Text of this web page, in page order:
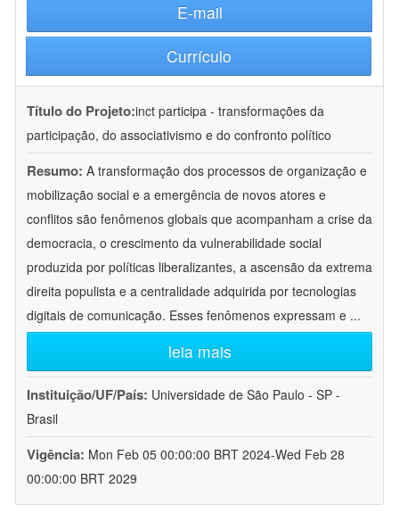
E-mail
Currículo
Título do Projeto:inct participa - transformações da
participação, do associativismo e do confronto político
Resumo: A transformação dos processos de organização e
mobilização social e a emergência de novos atores e
conflitos são fenômenos globais que acompanham a crise da
democracia, o crescimento da vulnerabilidade social
produzida por políticas liberalizantes, a ascensão da extrema
direita populista e a centralidade adquirida por tecnologias
digitais de comunicação. Esses fenômenos expressam e ...
leia mais
Instituição/UF/País: Universidade de São Paulo - SP -
Brasil
Vigência: Mon Feb 05 00:00:00 BRT 2024-Wed Feb 28
00:00:00 BRT 2029